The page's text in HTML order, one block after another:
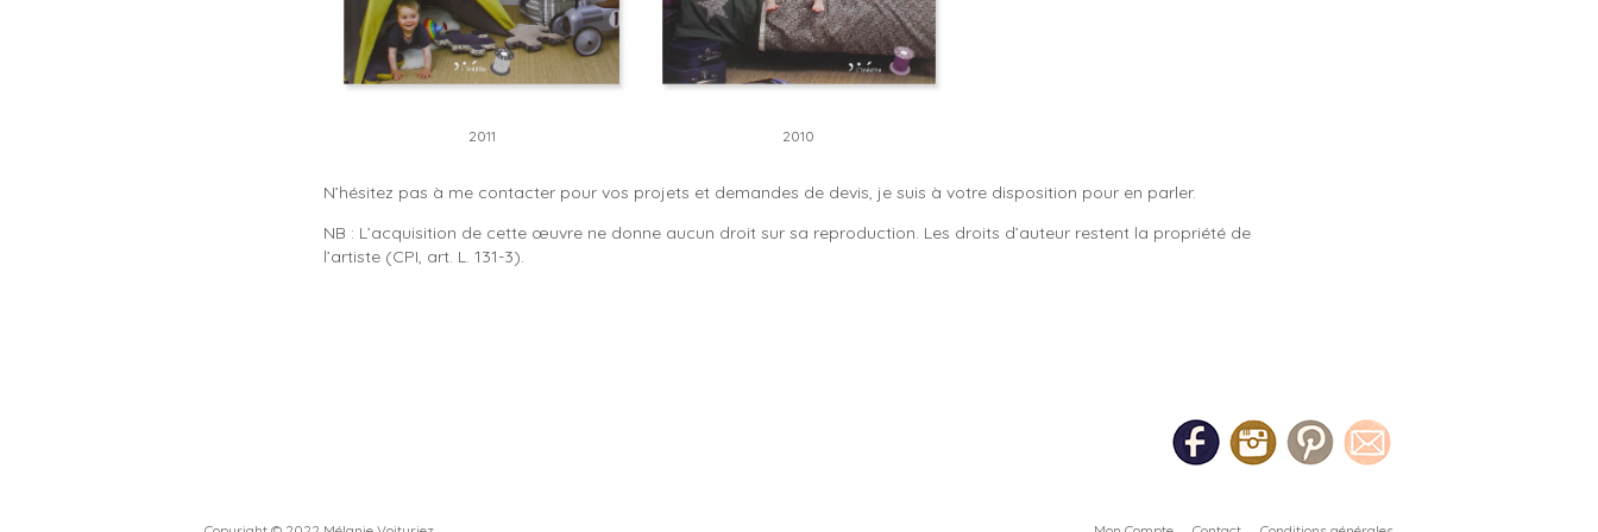
2011 2010
N’hésitez pas à me contacter pour vos projets et demandes de devis, je suis à votre disposition pour en parler.
NB : L’acquisition de cette œuvre ne donne aucun droit sur sa reproduction. Les droits d’auteur restent la propriété de
l’artiste (CPI, art. L. 131-3).